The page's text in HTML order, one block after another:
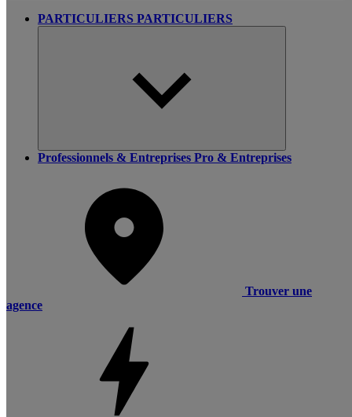
PARTICULIERS PARTICULIERS
Professionnels & Entreprises Pro & Entreprises
Trouver une
agence